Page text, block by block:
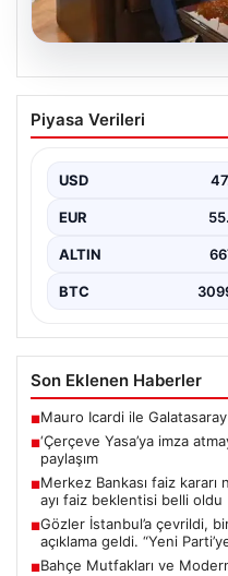
06.08.2026
‘Çerçeve
MHP’li vekilden
Piyasa Verileri
USD
EUR
ALTIN
BTC
Son Eklenen Haberler
■Mauro Icardi ile
■‘Çerçeve Yasa’ya imza
paylaşım
■Merkez Bankası faiz
ayı faiz beklentisi belli oldu
■Gözler İstanbul’a çevrildi,
açıklama geldi. “Yeni
■Bahçe Mutfakları ve